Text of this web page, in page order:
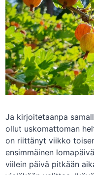
Ja kirjoitetaanpa
ollut uskomattoman
on riittänyt viikko
ensimmäinen
viilein päivä pitkään